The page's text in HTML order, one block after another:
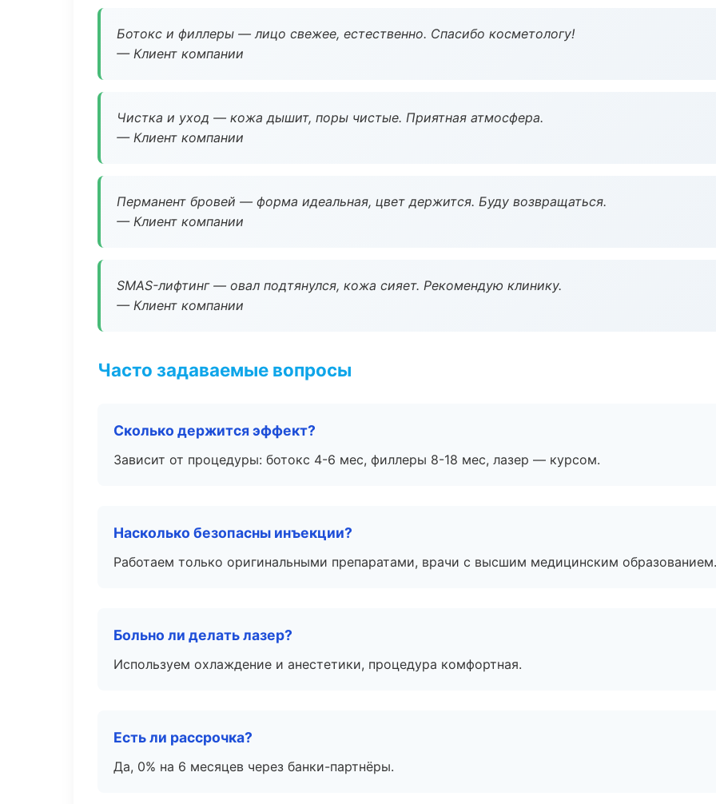
Ботокс и филлеры — лицо свежее, естественно. Спасибо косметологу!
— Клиент компании
Чистка и уход — кожа дышит, поры чистые. Приятная атмосфера.
— Клиент компании
Перманент бровей — форма идеальная, цвет держится. Буду возвращаться.
— Клиент компании
SMAS-лифтинг — овал подтянулся, кожа сияет. Рекомендую клинику.
— Клиент компании
Часто задаваемые вопросы
Сколько держится эффект?
Зависит от процедуры: ботокс 4-6 мес, филлеры 8-18 мес, лазер — курсом.
Насколько безопасны инъекции?
Работаем только оригинальными препаратами, врачи с высшим медицинским образованием.
Больно ли делать лазер?
Используем охлаждение и анестетики, процедура комфортная.
Есть ли рассрочка?
Да, 0% на 6 месяцев через банки-партнёры.